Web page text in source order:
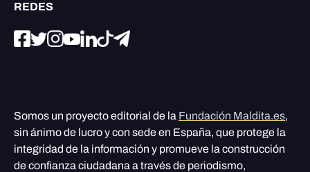
REDES
Somos un proyecto editorial de la Fundación Maldita.es,
sin ánimo de lucro y con sede en España, que protege la
integridad de la información y promueve la construcción
de confianza ciudadana a través de periodismo,